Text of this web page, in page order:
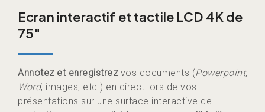
Ecran interactif et tactile LCD 4K de
75″
Annotez et enregistrezvos documents (Powerpoint,
Word, images, etc.) en direct lors de vos
présentations sur une surface interactive de